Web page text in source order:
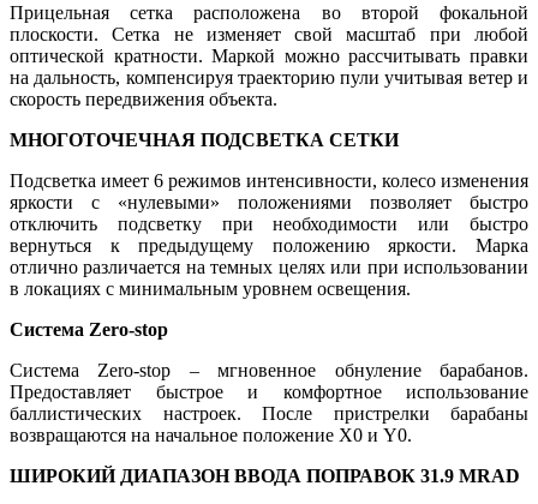
Прицельная сетка расположена во второй фокальной
плоскости. Сетка не изменяет свой масштаб при любой
оптической кратности. Маркой можно рассчитывать правки
на дальность, компенсируя траекторию пули учитывая ветер и
скорость передвижения объекта.
МНОГОТОЧЕЧНАЯ ПОДСВЕТКА СЕТКИ
Подсветка имеет 6 режимов интенсивности, колесо изменения
яркости с «нулевыми» положениями позволяет быстро
отключить подсветку при необходимости или быстро
вернуться к предыдущему положению яркости. Марка
отлично различается на темных целях или при использовании
в локациях с минимальным уровнем освещения.
Система Zero-stop
Система Zero-stop – мгновенное обнуление барабанов.
Предоставляет быстрое и комфортное использование
баллистических настроек. После пристрелки барабаны
возвращаются на начальное положение X0 и Y0.
ШИРОКИЙ ДИАПАЗОН ВВОДА ПОПРАВОК 31.9 MRAD